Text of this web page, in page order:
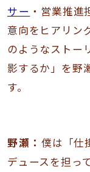
サー ・営業推進
意向をヒアリン
のようなストー
影するか」を野
す。
野瀬： 僕は「仕
デュースを担っ